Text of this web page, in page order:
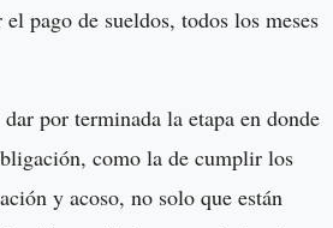
pago de sueldos, todos los meses
por terminada la etapa en donde
como la de cumplir los
y acoso, no solo que están